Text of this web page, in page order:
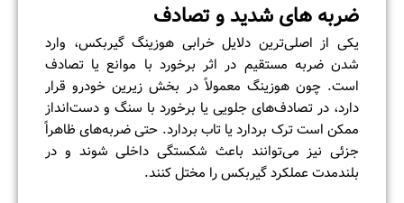
ضربه‌ های شدید و تصادف
یکی از اصلی‌ترین دلایل خرابی هوزینگ گیربکس، وارد
شدن ضربه مستقیم در اثر برخورد با موانع یا تصادف
است. چون هوزینگ معمولاً در بخش زیرین خودرو قرار
دارد، در تصادف‌های جلویی یا برخورد با سنگ و دست‌انداز
ممکن است ترک بردارد یا تاب بردارد. حتی ضربه‌های ظاهراً
جزئی نیز می‌توانند باعث شکستگی داخلی شوند و در
بلندمدت عملکرد گیربکس را مختل کنند.